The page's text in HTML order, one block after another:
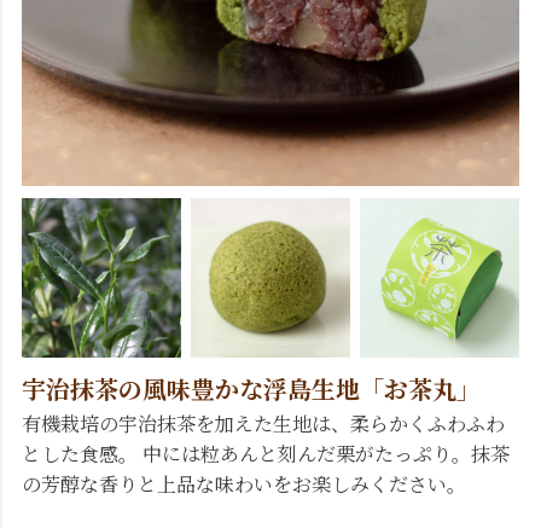
宇治抹茶の風味豊かな浮島生地「お茶丸」
有機栽培の宇治抹茶を加えた生地は、柔らかくふわふわ
とした食感。 中には粒あんと刻んだ栗がたっぷり。抹茶
の芳醇な香りと上品な味わいをお楽しみください。